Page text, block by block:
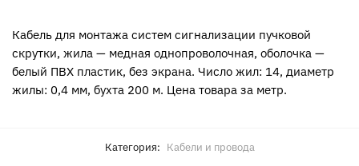
Кабель для монтажа систем сигнализации пучковой
скрутки, жила — медная однопроволочная, оболочка —
белый ПВХ пластик, без экрана. Число жил: 14, диаметр
жилы: 0,4 мм, бухта 200 м. Цена товара за метр.
Категория: Кабели и провода